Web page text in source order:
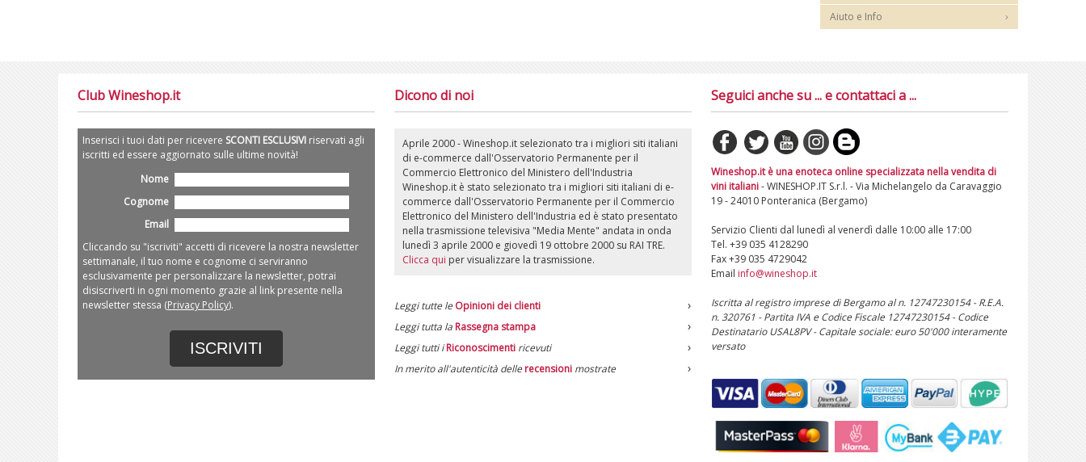
Aiuto e Info
Club Wineshop.it
Inserisci i tuoi dati per ricevere SCONTI ESCLUSIVIriservati agli
iscritti ed essere aggiornato sulle ultime novità!
Nome
Cognome
Email
Cliccando su "iscriviti" accetti di ricevere la nostra newsletter
settimanale, il tuo nome e cognome ci serviranno
esclusivamente per personalizzare la newsletter, potrai
disiscriverti in ogni momento grazie al link presente nella
newsletter stessa (Privacy Policy).
ISCRIVITI
Dicono di noi
Aprile 2000 - Wineshop.it selezionato tra i migliori siti italiani
di e-commerce dall'Osservatorio Permanente per il
Commercio Elettronico del Ministero dell'Industria
Wineshop.it è stato selezionato tra i migliori siti italiani di e-
commerce dall'Osservatorio Permanente per il Commercio
Elettronico del Ministero dell'Industria ed è stato presentato
nella trasmissione televisiva "Media Mente" andata in onda
lunedì 3 aprile 2000 e giovedì 19 ottobre 2000 su RAI TRE.
Clicca qui per visualizzare la trasmissione.
Leggi tutte le Opinioni dei clienti
Leggi tutta la Rassegna stampa
Leggi tutti iRiconoscimentiricevuti
In merito all'autenticità delle recensionimostrate
Seguici anche su ... e contattaci a ...
Wineshop.it è una enoteca online specializzata nella vendita di
vini italiani- WINESHOP.IT S.r.l. - Via Michelangelo da Caravaggio
19 - 24010 Ponteranica (Bergamo)
Servizio Clienti dal lunedì al venerdì dalle 10:00 alle 17:00
Tel. +39 035 4128290
Fax +39 035 4729042
Email info@wineshop.it
Iscritta al registro imprese di Bergamo al n. 12747230154 - R.E.A.
n. 320761 - Partita IVA e Codice Fiscale 12747230154 - Codice
Destinatario USAL8PV - Capitale sociale: euro 50'000 interamente
versato